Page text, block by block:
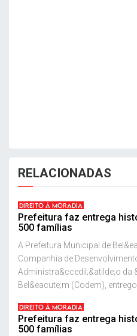
RELACIONADAS
DIREITO À MORADIA
Prefeitura faz entrega
500 famílias
A Prefeitura Municipal de
Companhia de
Administra&ccedil;&atilde;o da
Bel&eacute;m (Codem),
DIREITO À MORADIA
Prefeitura faz entrega
500 famílias